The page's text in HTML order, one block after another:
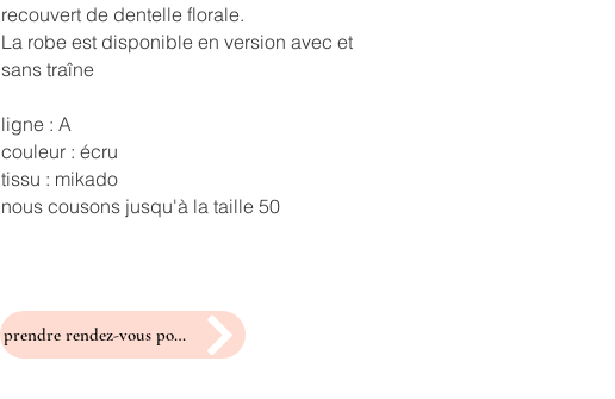
recouvert de dentelle florale.
La robe est disponible en version avec et
sans traîne
ligne : A
couleur : écru
tissu : mikado
nous cousons jusqu'à la taille 50
prendre rendez-vous pour un essayage